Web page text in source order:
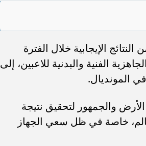
الإيجابية خلال الفترة
الفنية والبدنية للاعبين، إلى
المونديال.
والجمهور لتحقيق نتيجة
خاصة في ظل سعي الجهاز